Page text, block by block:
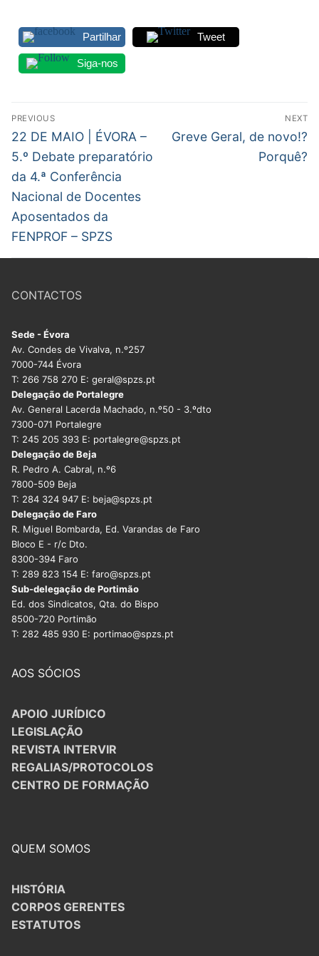
Formação
Área de Sócios
Contactos
Partilhar Tweet
Siga-nos
Navegação
de
artigos
PREVIOUS
Previous
post:
22 DE MAIO | ÉVORA –
5.º Debate preparatório
da 4.ª Conferência
Nacional de Docentes
Aposentados da
FENPROF – SPZS
NEXT
Next
Greve Geral, de novo!?
Porquê?
CONTACTOS
Sede - Évora
Av. Condes de Vivalva, n.º257
7000-744 Évora
T: 266 758 270 E: geral@spzs.pt
Delegação de Portalegre
Av. General Lacerda Machado, n.º50 - 3.ºdto
7300-071 Portalegre
T: 245 205 393 E: portalegre@spzs.pt
Delegação de Beja
R. Pedro A. Cabral, n.º6
7800-509 Beja
T: 284 324 947 E: beja@spzs.pt
Delegação de Faro
R. Miguel Bombarda, Ed. Varandas de Faro
Bloco E - r/c Dto.
8300-394 Faro
T: 289 823 154 E: faro@spzs.pt
Sub-delegação de Portimão
Ed. dos Sindicatos, Qta. do Bispo
8500-720 Portimão
T: 282 485 930 E: portimao@spzs.pt
AOS SÓCIOS
APOIO JURÍDICO
LEGISLAÇÃO
REVISTA INTERVIR
REGALIAS/PROTOCOLOS
CENTRO DE FORMAÇÃO
QUEM SOMOS
HISTÓRIA
CORPOS GERENTES
ESTATUTOS